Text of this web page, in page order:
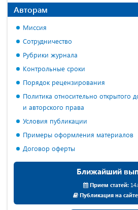
Авторам
Миссия
Сотрудничество
Рубрики журнала
Контрольные сроки
Порядок рецензирования
Политика относительно открытого
и авторского права
Условия публикации
Примеры оформления материалов
Договор оферты
Ближайший
Прием статей:
Публикация на